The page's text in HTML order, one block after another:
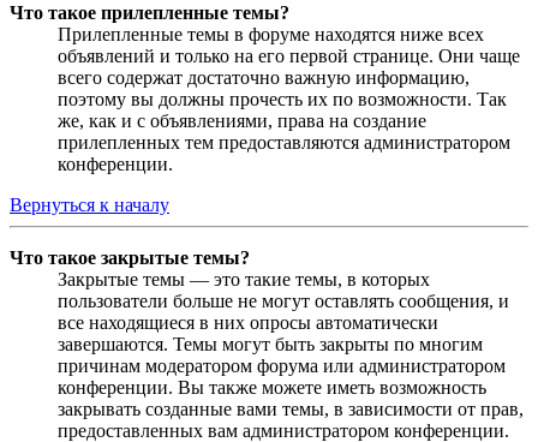
Что такое прилепленные темы?
Прилепленные темы в форуме находятся ниже всех
объявлений и только на его первой странице. Они чаще
всего содержат достаточно важную информацию,
поэтому вы должны прочесть их по возможности. Так
же, как и с объявлениями, права на создание
прилепленных тем предоставляются администратором
конференции.
Вернуться к началу
Что такое закрытые темы?
Закрытые темы — это такие темы, в которых
пользователи больше не могут оставлять сообщения, и
все находящиеся в них опросы автоматически
завершаются. Темы могут быть закрыты по многим
причинам модератором форума или администратором
конференции. Вы также можете иметь возможность
закрывать созданные вами темы, в зависимости от прав,
предоставленных вам администратором конференции.